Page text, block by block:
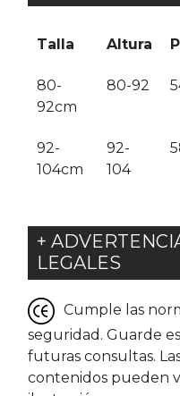
Talla Altura
80-
92cm
80-92
92-
104cm
92-
104
+
LEGALES
Cumple las
seguridad. Guarde
futuras consultas.
contenidos pueden